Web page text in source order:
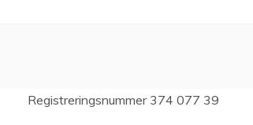
Registreringsnummer 374 077 39